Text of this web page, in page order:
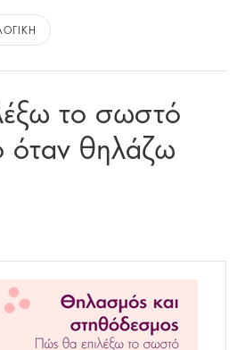
το σωστό
θηλάζω